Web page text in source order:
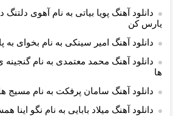
دانلود آهنگ پویا بیاتی به نام آهوی دلتنگ
یارس کن
دانلود آهنگ امیر سینکی به نام بخوای
دانلود آهنگ محمد معتمدی به نام
ها
دانلود آهنگ سامان پرفکت به نام مسیج
دانلود آهنگ میلاد بابایی به نام نگو اینا